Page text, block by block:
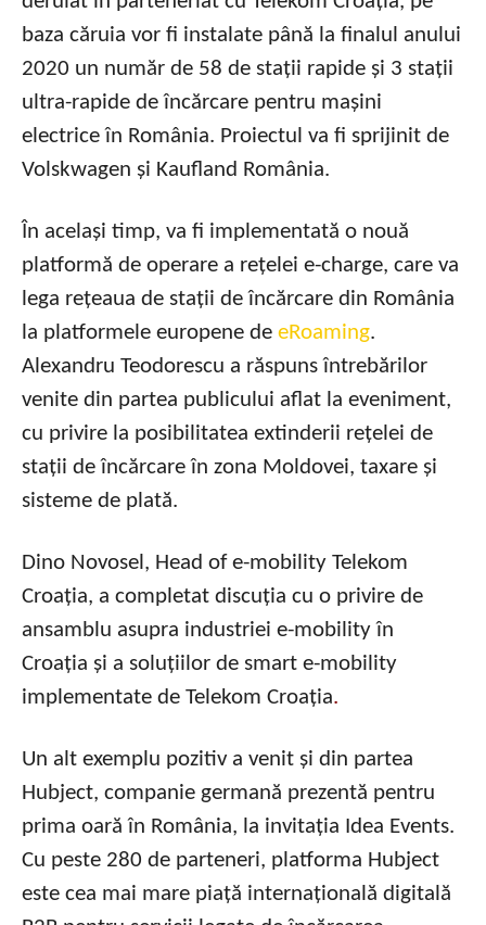
baza căruia vor fi instalate până la finalul anului
2020 un număr de 58 de stații rapide și 3 stații
ultra-rapide de încărcare pentru mașini
electrice în România. Proiectul va fi sprijinit de
Volskwagen și Kaufland România.
În același timp, va fi implementată o nouă
platformă de operare a rețelei e-charge, care va
lega rețeaua de stații de încărcare din România
la platformele europene de eRoaming.
Alexandru Teodorescu a răspuns întrebărilor
venite din partea publicului aflat la eveniment,
cu privire la posibilitatea extinderii rețelei de
stații de încărcare în zona Moldovei, taxare și
sisteme de plată.
Dino Novosel, Head of e-mobility Telekom
Croația, a completat discuția cu o privire de
ansamblu asupra industriei e-mobility în
Croația și a soluțiilor de smart e-mobility
implementate de Telekom Croația.
Un alt exemplu pozitiv a venit și din partea
Hubject, companie germană prezentă pentru
prima oară în România, la invitația Idea Events.
Cu peste 280 de parteneri, platforma Hubject
este cea mai mare piață internațională digitală